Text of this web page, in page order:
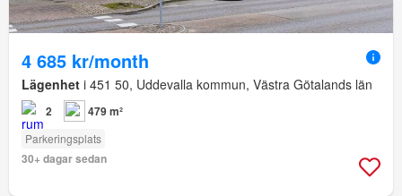
4 685 kr/month
Lägenhet i 451 50, Uddevalla kommun, Västra Götalands län
2 479 m²
Parkeringsplats
30+ dagar sedan